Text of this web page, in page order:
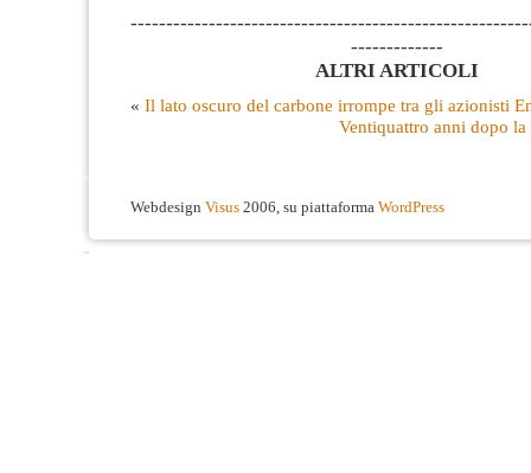
-------------
ALTRI ARTICOLI
« Il lato oscuro del carbone irrompe tra gli azionisti
Ventiquattro anni dopo la
Webdesign Visus 2006, su piattaforma WordPress